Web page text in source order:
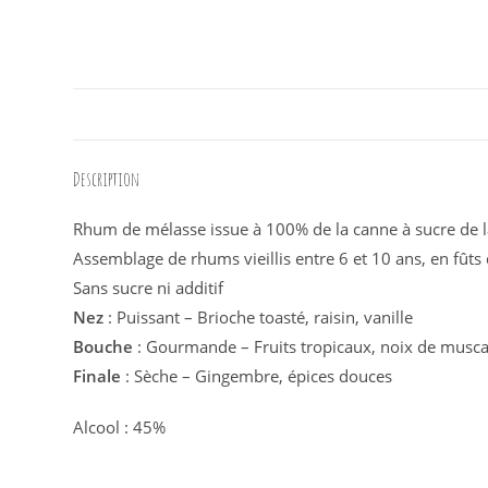
Description
Rhum de mélasse issue à 100% de la canne à sucre de
Assemblage de rhums vieillis entre 6 et 10 ans, en
Sans sucre ni additif
Nez : Puissant – Brioche toasté, raisin, vanille
Bouche : Gourmande – Fruits tropicaux, noix de
Finale : Sèche – Gingembre, épices douces
Alcool : 45%